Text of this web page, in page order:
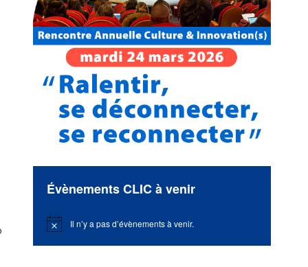
Évènements CLIC à venir
Notice Il n’y a pas d’évènements à venir.